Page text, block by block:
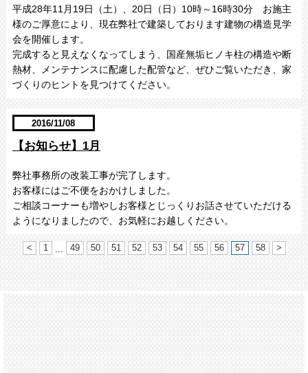
平成28年11月19日（土）、20日（日）10時～16時30分 お施主
様のご厚意により、現在弊社で建築しております建物の構造見学
会を開催します。
完成すると見えなくなってしまう、国産無垢ヒノキ柱の構造や断
熱材、メンテナンスに配慮した配管など、ぜひご覧いただき、家
づくりのヒントを見つけてください。
2016/11/08
【お知らせ】1月
弊社事務所の改装工事が完了します。
お客様にはご不便をおかけしました。
ご相談コーナーも増やしお客様とじっくりお話させていただける
ようになりましたので、お気軽にお越しください。
< 1 49 50 51 52 53 54 55 56 57 58 >